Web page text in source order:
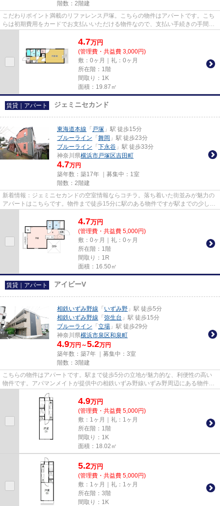
階数：2階建
こだわりポイント満載のリファレンス戸塚。こちらの物件はアパートです。こち
らは初期費用をカードでお支払いいただける物件なので、支払い手続きの手間が
4.7万円
(管理費・共益費 3,000円)
敷：0ヶ月｜礼：0ヶ月
所在階：1階
間取り：1K
面積：19.87㎡
賃貸｜アパート ジェミニセカンド
東海道本線 「 戸塚 」駅 徒歩15分
ブルーライン 「 舞岡 」駅 徒歩23分
ブルーライン 「 下永谷 」駅 徒歩33分
神奈川県横浜市戸塚区吉田町
4.7万円
築年数：築17年 ｜募集中： 1室
階数：2階建
新着情報：ジェミニセカンドの空室情報ならコチラ。落ち着いた街並みが魅力の
アパートはこちらです。物件まで徒歩15分に駅のある物件ですが駅までの少しの
4.7万円
(管理費・共益費 5,000円)
敷：0ヶ月｜礼：0ヶ月
所在階：1階
間取り：1R
面積：16.50㎡
賃貸｜アパート アイビーV
相鉄いずみ野線 「 いずみ野 」駅 徒歩5分
相鉄いずみ野線 「 弥生台 」駅 徒歩15分
ブルーライン 「 立場 」駅 徒歩29分
神奈川県横浜市泉区和泉町
4.9万円～5.2万円
築年数：築7年 ｜募集中： 3室
階数：3階建
こちらの物件はアパートです。駅まで徒歩5分の立地が魅力的な、利便性の高い
物件です。アパマンメイトが提供中の相鉄いずみ野線いずみ野周辺にある物件な
ら、045-438-9891からいつでも...
4.9万円
(管理費・共益費 5,000円)
敷：1ヶ月｜礼：1ヶ月
所在階：1階
間取り：1K
面積：18.02㎡
5.2万円
(管理費・共益費 5,000円)
敷：1ヶ月｜礼：1ヶ月
所在階：3階
間取り：1K